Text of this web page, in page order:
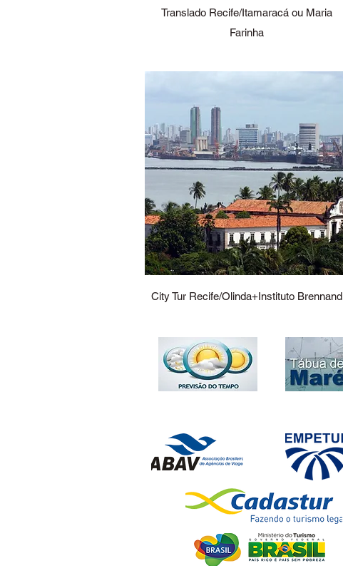
Translado Recife/Itamaracá ou Maria
Farinha
City Tur Recife/Olinda+Instituto Brennand